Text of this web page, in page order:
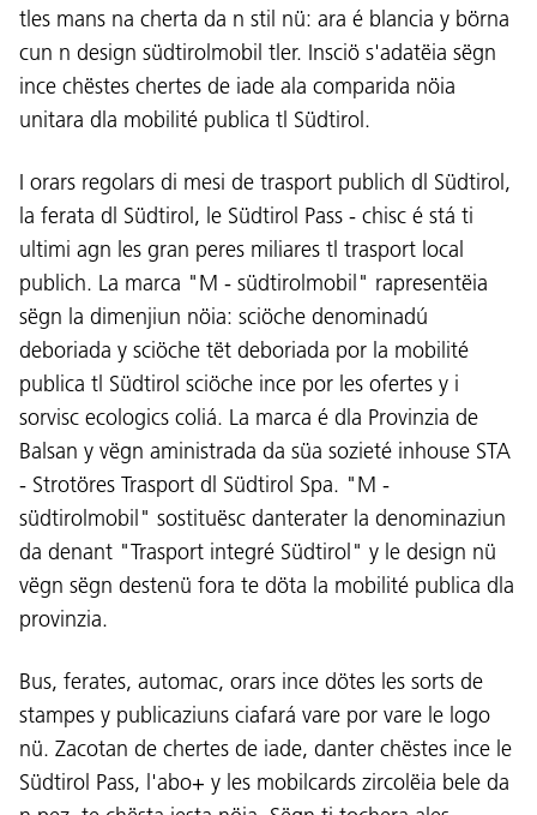
tles mans na cherta da n stil nü: ara é blancia y börna
cun n design südtirolmobil tler. Insciö s'adatëia sëgn
ince chëstes chertes de iade ala comparida nöia
unitara dla mobilité publica tl Südtirol.
I orars regolars di mesi de trasport publich dl Südtirol,
la ferata dl Südtirol, le Südtirol Pass - chisc é stá ti
ultimi agn les gran peres miliares tl trasport local
publich. La marca "M - südtirolmobil" rapresentëia
sëgn la dimenjiun nöia: sciöche denominadú
deboriada y sciöche tët deboriada por la mobilité
publica tl Südtirol sciöche ince por les ofertes y i
sorvisc ecologics coliá. La marca é dla Provinzia de
Balsan y vëgn aministrada da süa sozieté inhouse STA
- Strotöres Trasport dl Südtirol Spa. "M -
südtirolmobil" sostituësc danterater la denominaziun
da denant "Trasport integré Südtirol" y le design nü
vëgn sëgn destenü fora te döta la mobilité publica dla
provinzia.
Bus, ferates, automac, orars ince dötes les sorts de
stampes y publicaziuns ciafará vare por vare le logo
nü. Zacotan de chertes de iade, danter chëstes ince le
Südtirol Pass, l'abo+ y les mobilcards zircolëia bele da